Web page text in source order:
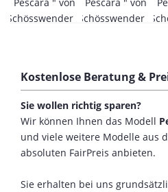
Kostenlose Beratung &
Sie wollen richtig sparen?
Wir können Ihnen das Modell
und viele weitere Modelle aus
absoluten FairPreis anbieten.
Sie erhalten bei uns